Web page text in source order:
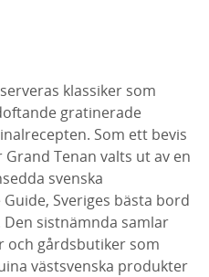
klassiker som
gratinerade
Som ett bevis
Tenan valts ut av en
svenska
Sveriges bästa bord
Den sistnämnda samlar
och gårdsbutiker som
västsvenska produkter